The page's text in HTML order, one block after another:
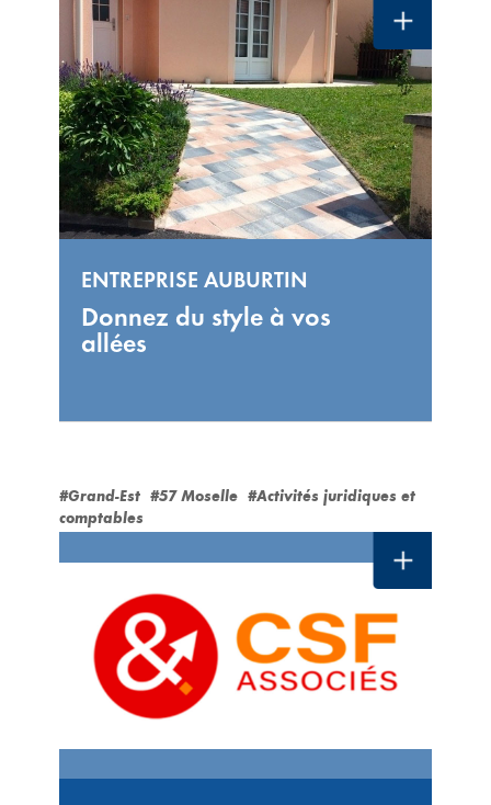
ENTREPRISE AUBURTIN
Donnez du style à vos
allées
#Grand-Est #57 Moselle #Activités juridiques et
comptables